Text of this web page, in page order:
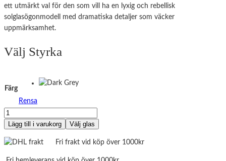
ett utmärkt val för den som vill ha en lyxig och rebellisk
solglasögonmodell med dramatiska detaljer som väcker
uppmärksamhet​.
Välj Styrka
Färg
Rensa
Cutler
and
x
The
Lägg till i varukorg Välj glas
Fri frakt vid köp över 1000kr